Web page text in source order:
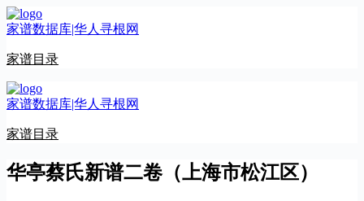
跳
至
容
家谱数据库|华人寻根网
家谱目录
家谱数据库|华人寻根网
家谱目录
华亭蔡氏新谱二卷（上海市松江区）